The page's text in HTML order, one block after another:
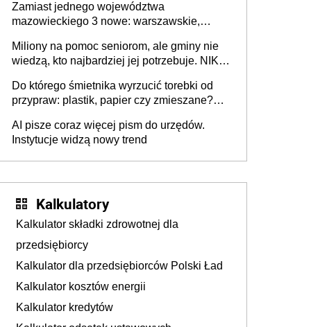
Zamiast jednego województwa
mazowieckiego 3 nowe: warszawskie,
Europie nie ma tak dużych jednostek
stołecznych
Miliony na pomoc seniorom, ale gminy nie
wiedzą, kto najbardziej jej potrzebuje. NIK
Do którego śmietnika wyrzucić torebki od
przypraw: plastik, papier czy zmieszane?
AI pisze coraz więcej pism do urzędów.
Instytucje widzą nowy trend
Kalkulatory
Kalkulator składki zdrowotnej dla
przedsiębiorcy
Kalkulator dla przedsiębiorców Polski Ład
Kalkulator kosztów energii
Kalkulator kredytów